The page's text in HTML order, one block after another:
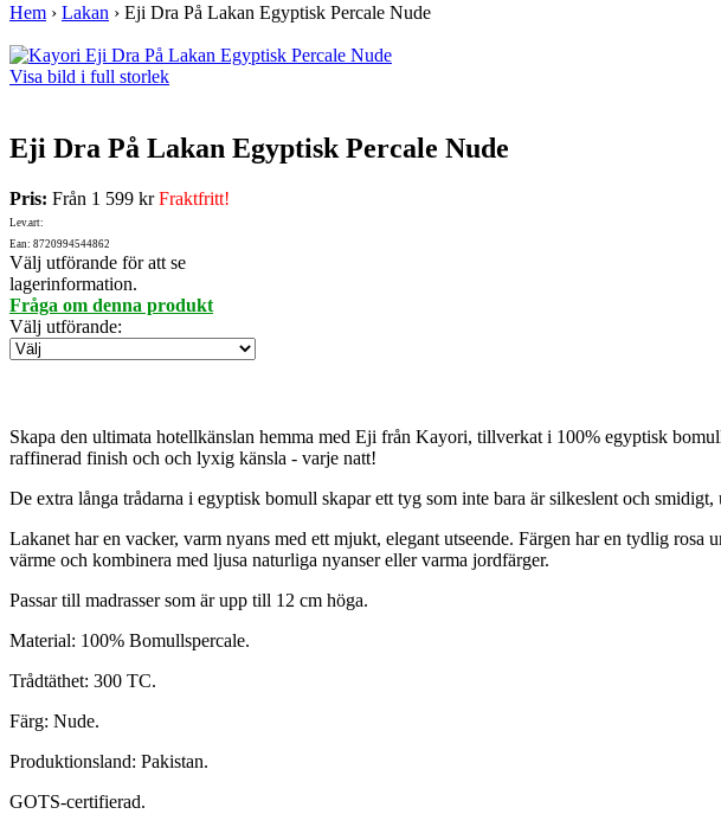
Hem › Lakan › Eji Dra På Lakan Egyptisk Percale Nude
Visa bild i full storlek
Eji Dra På Lakan Egyptisk Percale Nude
Pris: Från 1 599 krFraktfritt!
Lev.art:
Ean: 8720994544862
Välj utförande för att se
lagerinformation.
Fråga om denna produkt
Välj utförande:
Skapa den ultimata hotellkänslan hemma med Eji från Kayori, tillverkat i 100% egyptisk
raffinerad finish och och lyxig känsla - varje natt!
De extra långa trådarna i egyptisk bomull skapar ett tyg som inte bara är silkeslent och
Lakanet har en vacker, varm nyans med ett mjukt, elegant utseende. Färgen har en tydlig
värme och kombinera med ljusa naturliga nyanser eller varma jordfärger.
Passar till madrasser som är upp till 12 cm höga.
Material: 100% Bomullspercale.
Trådtäthet: 300 TC.
Färg: Nude.
Produktionsland: Pakistan.
GOTS-certifierad.